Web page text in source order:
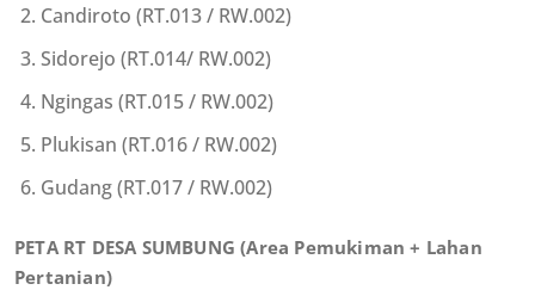
Candiroto (RT.013 / RW.002)
Sidorejo (RT.014/ RW.002)
Ngingas (RT.015 / RW.002)
Plukisan (RT.016 / RW.002)
Gudang (RT.017 / RW.002)
PETA RT DESA SUMBUNG (Area Pemukiman + Lahan
Pertanian)